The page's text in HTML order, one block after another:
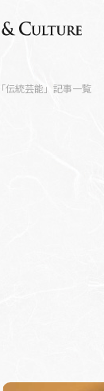
「伝統芸能」記事一覧